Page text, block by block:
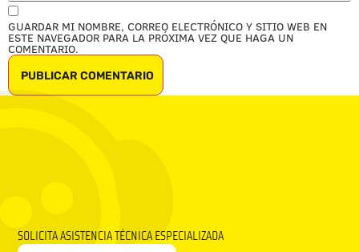
GUARDAR MI NOMBRE, CORREO ELECTRÓNICO Y SITIO WEB EN
ESTE NAVEGADOR PARA LA PRÓXIMA VEZ QUE HAGA UN
COMENTARIO.
SOLICITA ASISTENCIA TÉCNICA ESPECIALIZADA